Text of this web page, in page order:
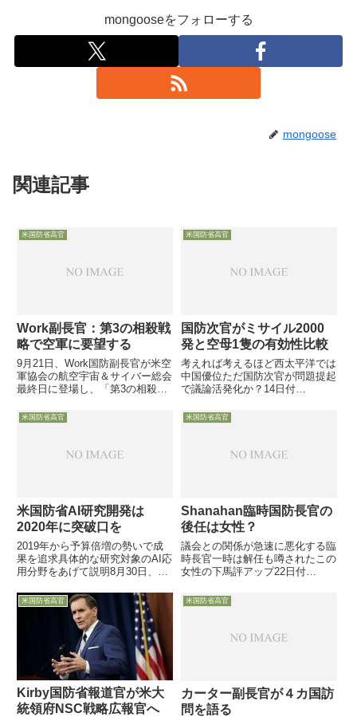
mongooseをフォローする
mongoose
関連記事
米国防省高官
Work副長官：第3の相殺戦
略で空軍に要望する
9月21日、Work国防副長官が米空
軍協会の航空宇宙＆サイバー総会
最終日に登場し、「第3の相殺戦
に、「技術革新面」でない「組織
作戦センター（JICSp...
米国防省高官
国防次官がミサイル2000
発と空母1隻の有効性比較
考えれば考えるほど西太平洋では
中国優位ただ国防次官が問題提起
で議論活発化か？14日付
Griffin研究開発担当国防次官が講
米国防省高官
米国防省AI研究開発は
2020年に突破口を
2019年から予算倍増の勢いで成
果を追求具体的な研究対象のAI応
用分野をあげて説明8月30日、
「JAIC：Joint Artificial
Intelligence Center」のセンター
長を務めるJac...
米国防省高官
Shanahan臨時国防長官の
後任は女性？
議会との関係が急速に悪化する臨
時長官一時は解任も噂されたこの
女性の下馬評アップ22日付
長官に代わって1月1日から臨時
国防長官を務めているPatrick
速に悪化し...
米国防省高官
Kirby国防省報道官が米大
統領府NSC戦略広報官へ
米国防省高官
カーター副長官が４カ国訪
問を語る